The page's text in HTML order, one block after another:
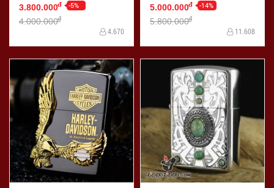
3.800.000đ -5%
4.000.000đ
4.670
5.000.000đ -14%
5.800.000đ
11.608